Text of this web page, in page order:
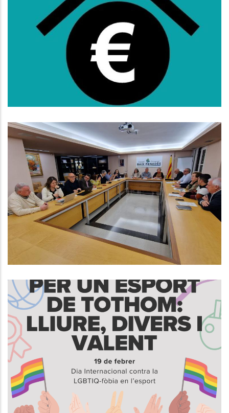
Oberta La Convocatòria De
Subvencions Al Lloguer Per A
L'any 2025
S. socials
El Consell D’Alcaldes Del Baix
Penedès Exigeix Millorar El
Finançament Dels Serveis Socials
De La Comarca
S. socials
19 De Febrer, Dia Internacional
Contra La LGBTIQ-Fòbia En
S. socials